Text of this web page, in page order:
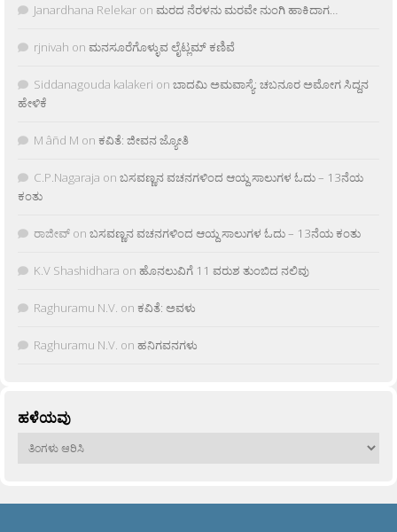
Janardhana Relekar on ಮರದ ನೆರಳನು ಮರವೇ ನುಂಗಿ ಹಾಕಿದಾಗ…
rjnivah on ಮನಸೂರೆಗೊಳ್ಳುವ ಲೈಟ್ಲಮ್ ಕಣಿವೆ
Siddanagouda kalakeri on ಬಾದಮಿ ಅಮವಾಸ್ಯೆ: ಚಬನೂರ ಅಮೋಗ ಸಿದ್ದನ
ಹೇಳಿಕೆ
M âñd M on ಕವಿತೆ: ಜೀವನ ಜ್ಯೋತಿ
C.P.Nagaraja on ಬಸವಣ್ಣನ ವಚನಗಳಿಂದ ಆಯ್ದ ಸಾಲುಗಳ ಓದು – 13ನೆಯ
ಕಂತು
ರಾಜೀವ್ on ಬಸವಣ್ಣನ ವಚನಗಳಿಂದ ಆಯ್ದ ಸಾಲುಗಳ ಓದು – 13ನೆಯ ಕಂತು
K.V Shashidhara on ಹೊನಲುವಿಗೆ 11 ವರುಶ ತುಂಬಿದ ನಲಿವು
Raghuramu N.V. on ಕವಿತೆ: ಅವಳು
Raghuramu N.V. on ಹನಿಗವನಗಳು
ಹಳೆಯವು
ಹಳೆಯವು